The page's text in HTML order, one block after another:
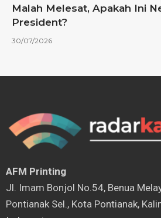
Malah Melesat, Apakah Ini
President?
30/07/2026
AFM Printing
⁠Jl. Imam Bonjol No.54, Benua
Pontianak Sel., Kota Pontianak,